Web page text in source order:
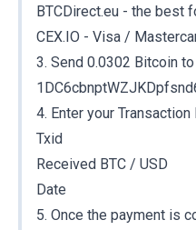
BTCDirect.eu - the best
CEX.IO - Visa /
3. Send 0.0302 Bitcoin
4. Enter your
Txid
Received BTC / USD
Date
5. Once the payment is